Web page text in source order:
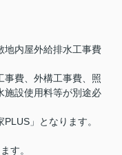
地内屋外給排水工事費
事費、外構工事費、照
施設使用料等が別途必
」となります。
す。